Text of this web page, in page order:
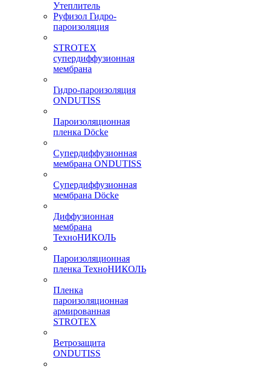
Утеплитель
Руфизол Гидро-
пароизоляция
STROTEX
супердиффузионная
мембрана
Гидро-пароизоляция
ONDUTISS
Пароизоляционная
пленка Döcke
Супердиффузионная
мембрана ONDUTISS
Супердиффузионная
мембрана Döcke
Диффузионная
мембрана
ТехноНИКОЛЬ
Пароизоляционная
пленка ТехноНИКОЛЬ
Пленка
пароизоляционная
армированная
STROTEX
Ветрозащита
ONDUTISS